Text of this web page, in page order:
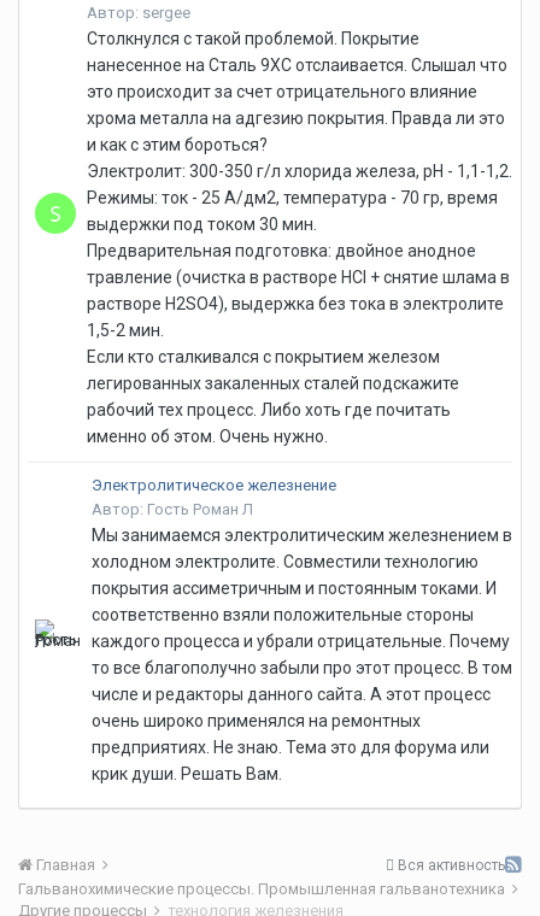
Автор: sergee
Столкнулся с такой проблемой. Покрытие
нанесенное на Сталь 9ХС отслаивается. Слышал что
это происходит за счет отрицательного влияние
хрома металла на адгезию покрытия. Правда ли это
и как с этим бороться?
Электролит: 300-350 г/л хлорида железа, pH - 1,1-1,2.
Режимы: ток - 25 А/дм2, температура - 70 гр, время
выдержки под током 30 мин.
Предварительная подготовка: двойное анодное
травление (очистка в растворе HCl + снятие шлама в
растворе H2SO4), выдержка без тока в электролите
1,5-2 мин.
Если кто сталкивался с покрытием железом
легированных закаленных сталей подскажите
рабочий тех процесс. Либо хоть где почитать
именно об этом. Очень нужно.
Электролитическое железнение
Автор: Гость Роман Л
Мы занимаемся электролитическим железнением в
холодном электролите. Совместили технологию
покрытия ассиметричным и постоянным токами. И
соответственно взяли положительные стороны
каждого процесса и убрали отрицательные. Почему
то все благополучно забыли про этот процесс. В том
числе и редакторы данного сайта. А этот процесс
очень широко применялся на ремонтных
предприятиях. Не знаю. Тема это для форума или
крик души. Решать Вам.
Вся активность
Главная
Гальванохимические процессы. Промышленная гальванотехника
Другие процессы
технология железнения